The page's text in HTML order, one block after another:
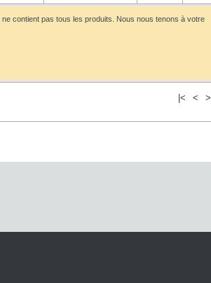
contient pas tous les produits. Nous nous tenons à votre
|< < >